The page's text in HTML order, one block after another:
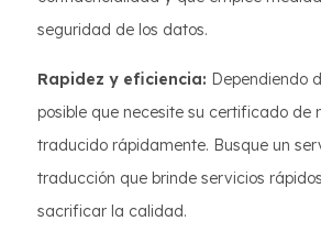
seguridad de los datos.
Rapidez y eficiencia: Dependiendo
posible que necesite su certificado de
traducido rápidamente. Busque un
traducción que brinde servicios
sacrificar la calidad.